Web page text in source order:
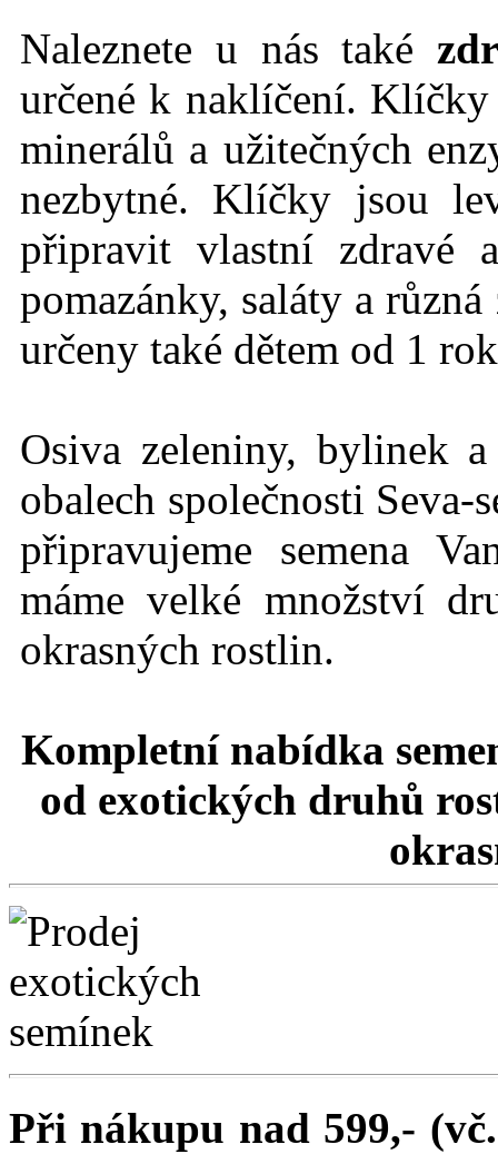
Naleznete u nás také
určené k naklíčení.
minerálů a užitečných
nezbytné. Klíčky jsou
připravit vlastní zdravé
pomazánky, saláty a
určeny také dětem od 1
Osiva zeleniny, bylinek
obalech společnosti Seva-
připravujeme semena
máme velké množství
okrasných rostlin.
Kompletní nabídka
od exotických druhů
Při nákupu nad 599,-